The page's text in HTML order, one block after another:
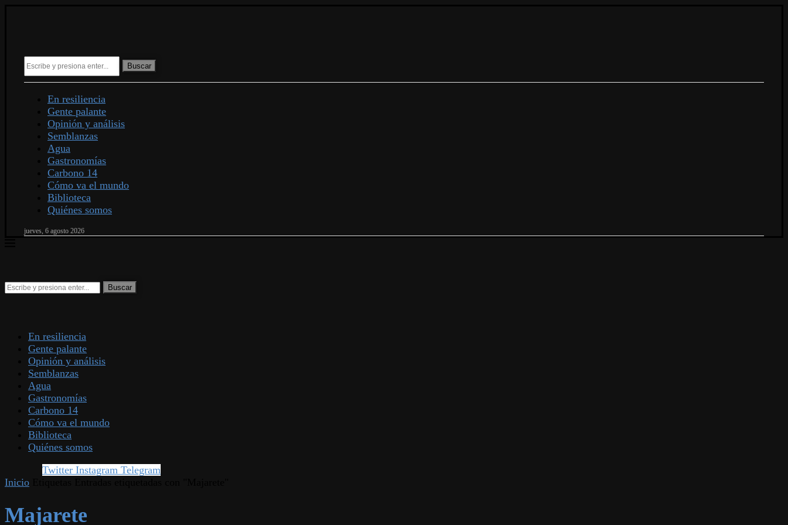
Buscar
En resiliencia
Gente palante
Opinión y análisis
Semblanzas
Agua
Gastronomías
Carbono 14
Cómo va el mundo
Biblioteca
Quiénes somos
jueves, 6 agosto 2026
En resiliencia
Gente palante
Opinión y análisis
Semblanzas
Agua
Gastronomías
Carbono 14
Cómo va el mundo
Biblioteca
Quiénes somos
Twitter Instagram Telegram
Inicio
Majarete